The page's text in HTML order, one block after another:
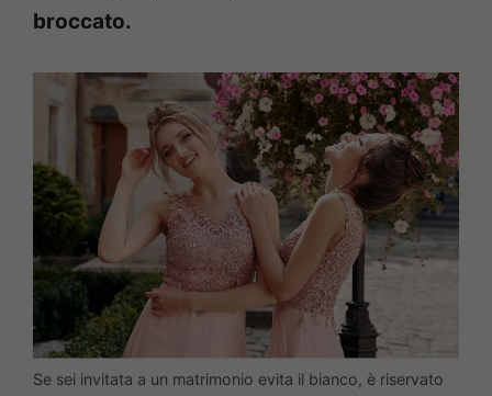
broccato.
Se sei invitata a un matrimonio evita il bianco, è riservato